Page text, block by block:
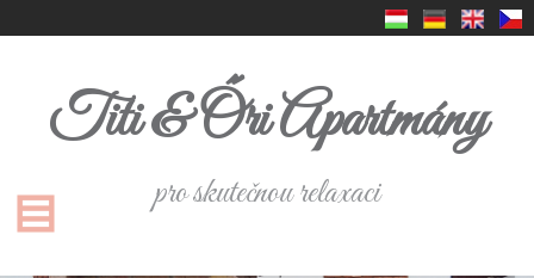
Titi & Őri Apartmány
pro skutečnou relaxaci